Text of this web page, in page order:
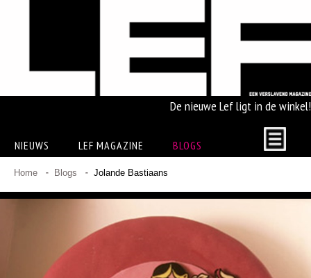
De nieuwe Lef ligt in de winkel!
NIEUWS LEF MAGAZINE BLOGS
Home Blogs Jolande Bastiaans